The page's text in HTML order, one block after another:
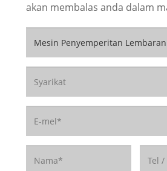
akan membalas anda dalam